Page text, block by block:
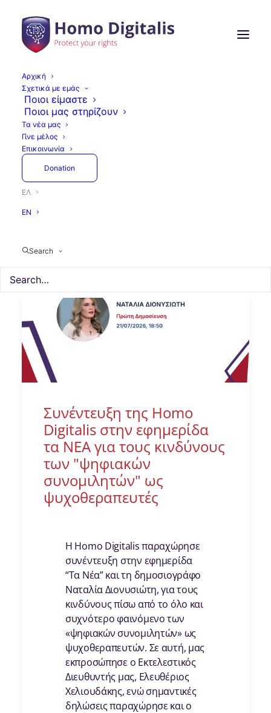
Αρχική
Σχετικά με εμάς
Ποιοι είμαστε
Ποιοι μας στηρίζουν
Τα νέα μας
Γίνε μέλος
Επικοινωνία
Donation
ΕΛ
EN
Search
Συνέντευξη της Homo
Digitalis στην εφημερίδα
τα ΝΕΑ για τους κινδύνους
των "ψηφιακών
συνομιλητών" ως
ψυχοθεραπευτές
H Homo Digitalis παραχώρησε
συνέντευξη στην εφημερίδα
“Τα Νέα” και τη δημοσιογράφο
Ναταλία Διονυσιώτη, για τους
κινδύνους πίσω από το όλο και
συχνότερο φαινόμενο των
«ψηφιακών συνομιλητών» ως
ψυχοθεραπευτών. Σε αυτή, μας
εκπροσώπησε ο Εκτελεστικός
Διευθυντής μας, Ελευθέριος
Χελιουδάκης, ενώ σημαντικές
δηλώσεις παραχώρησε και ο